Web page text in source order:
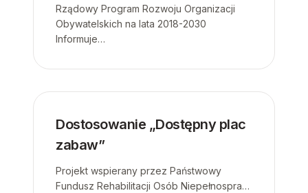
Rządowy Program Rozwoju Organizacji
Obywatelskich na lata 2018-2030
Informuje…
Dostosowanie „Dostępny plac
zabaw”
Projekt wspierany przez Państwowy
Fundusz Rehabilitacji Osób Niepełnospra…